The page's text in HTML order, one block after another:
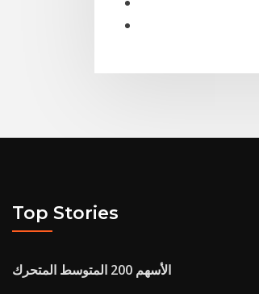
Top Stories
الأسهم 200 المتوسط ​​المتحرك